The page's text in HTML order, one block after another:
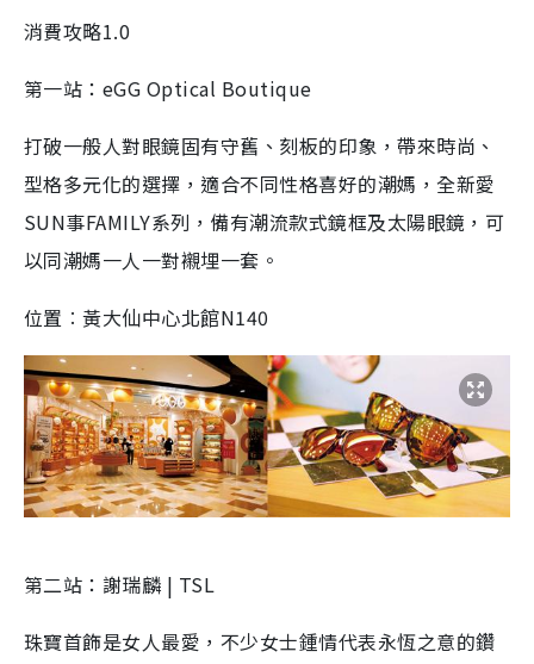
消費攻略1.0
第一站：eGG Optical Boutique
打破一般人對眼鏡固有守舊、刻板的印象，帶來時尚、
型格多元化的選擇，適合不同性格喜好的潮媽，全新愛
SUN事FAMILY系列，備有潮流款式鏡框及太陽眼鏡，可
以同潮媽一人一對襯埋一套。
位置︰黃大仙中心北館N140
第二站：謝瑞麟 | TSL
珠寶首飾是女人最愛，不少女士鍾情代表永恆之意的鑽